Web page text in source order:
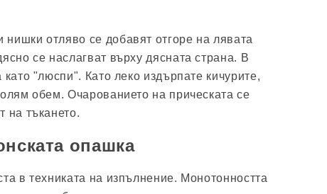
нишки отляво се добавят отгоре на лявата
се наслагват върху дясната страна. В
като "люспи". Като леко издърпате кичурите,
обем. Очарованието на прическата се
на тъкането.
опашка
в техниката на изпълнение. Монотонността